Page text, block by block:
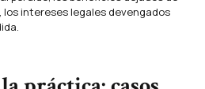
los intereses legales devengados